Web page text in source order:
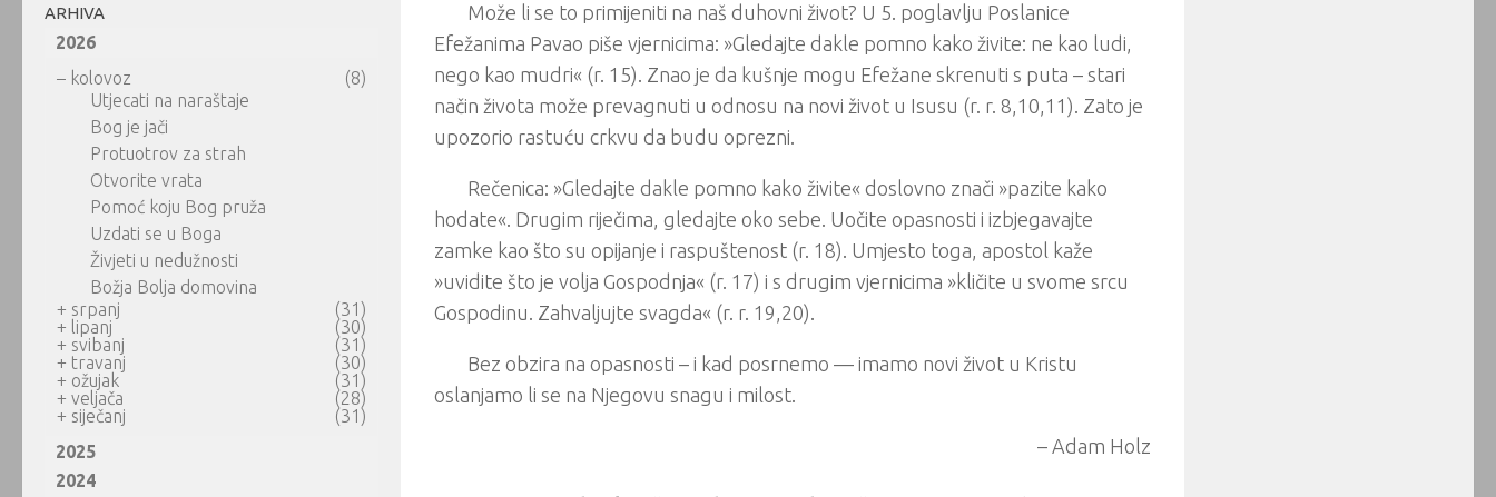
Može li se to primijeniti na naš duhovni život? U 5. poglavlju Poslanice
Efežanima Pavao piše vjernicima: »Gledajte dakle pomno kako živite: ne kao ludi,
nego kao mudri« (r. 15). Znao je da kušnje mogu Efežane skrenuti s puta – stari
način života može prevagnuti u odnosu na novi život u Isusu (r. r. 8,10,11). Zato je
upozorio rastuću crkvu da budu oprezni.
Rečenica: »Gledajte dakle pomno kako živite« doslovno znači »pazite kako
hodate«. Drugim riječima, gledajte oko sebe. Uočite opasnosti i izbjegavajte
zamke kao što su opijanje i raspuštenost (r. 18). Umjesto toga, apostol kaže
»uvidite što je volja Gospodnja« (r. 17) i s drugim vjernicima »kličite u svome srcu
Gospodinu. Zahvaljujte svagda« (r. r. 19,20).
Bez obzira na opasnosti – i kad posrnemo –– imamo novi život u Kristu
oslanjamo li se na Njegovu snagu ​​i milost.
– Adam Holz
ARHIVA
2026
– kolovoz
(8)
Utjecati na naraštaje
Bog je jači
Protuotrov za strah
Otvorite vrata
Pomoć koju Bog pruža
Uzdati se u Boga
Živjeti u nedužnosti
Božja Bolja domovina
+ srpanj
(31)
+ lipanj
(30)
+ svibanj
(31)
+ travanj
(30)
+ ožujak
(31)
+ veljača
(28)
+ siječanj
(31)
2025
2024